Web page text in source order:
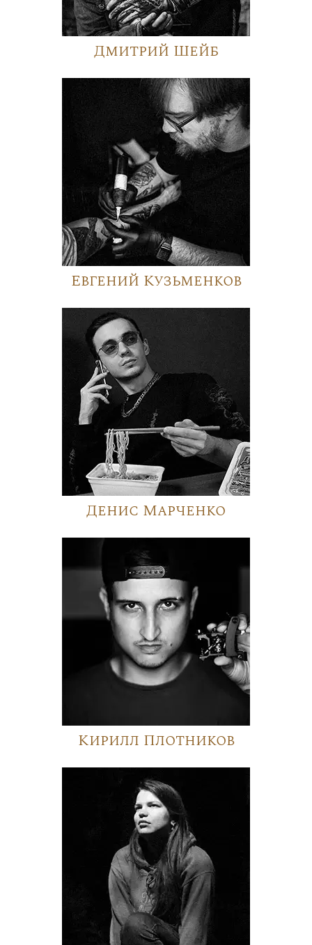
Дмитрий Шейб
Евгений Кузьменков
Денис Марченко
Кирилл Плотников